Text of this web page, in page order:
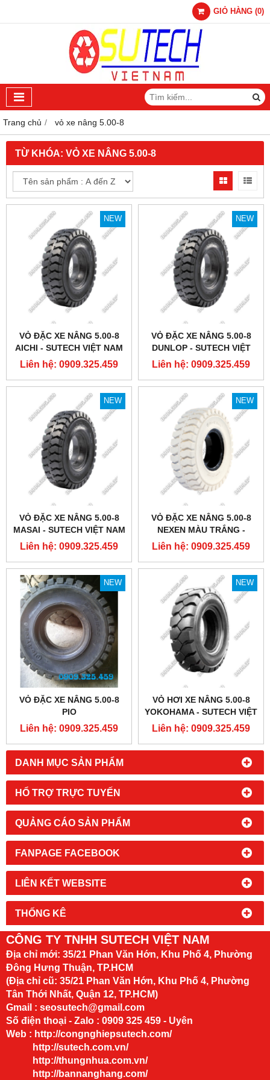
GIỎ HÀNG (0)
Trang chủ vỏ xe nâng 5.00-8
DANH MỤC SẢN PHẨM
HỔ TRỢ TRỰC TUYẾN
QUẢNG CÁO SẢN PHẨM
FANPAGE FACEBOOK
LIÊN KẾT WEBSITE
THỐNG KÊ
TỪ KHÓA: VỎ XE NÂNG 5.00-8
NEW
VỎ ĐẶC XE NÂNG 5.00-8
AICHI - SUTECH VIỆT NAM
Liên hệ: 0909.325.459
NEW
VỎ ĐẶC XE NÂNG 5.00-8
DUNLOP - SUTECH VIỆT
NAM
Liên hệ: 0909.325.459
NEW
VỎ ĐẶC XE NÂNG 5.00-8
MASAI - SUTECH VIỆT NAM
Liên hệ: 0909.325.459
NEW
VỎ ĐẶC XE NÂNG 5.00-8
NEXEN MÀU TRẮNG -
SUTECH VIỆT NAM
Liên hệ: 0909.325.459
NEW
VỎ ĐẶC XE NÂNG 5.00-8
PIO
Liên hệ: 0909.325.459
NEW
VỎ HƠI XE NÂNG 5.00-8
YOKOHAMA - SUTECH VIỆT
NAM
Liên hệ: 0909.325.459
CÔNG TY TNHH SUTECH VIỆT NAM
Địa chỉ mới: 35/21 Phan Văn Hớn, Khu Phố 4, Phường
Đông Hưng Thuận, TP.HCM
(Địa chỉ cũ: 35/21 Phan Văn Hớn, Khu Phố 4, Phường
Tân Thới Nhất, Quận 12, TP.HCM)
Gmail : seosutech@gmail.com
Số điện thoại - Zalo : 0909 325 459 - Uyên
Web : http://congnghiepsutech.com/
http://sutech.com.vn/
http://thungnhua.com.vn/
http://bannanghang.com/